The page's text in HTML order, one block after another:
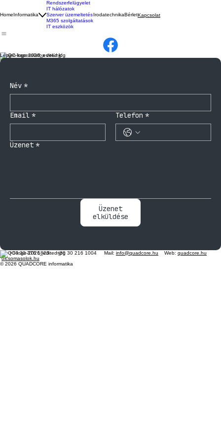
HomeInformatika
Rendszerfelügyelet
IT hálózatok
Szerver üzemeltetés
M365 szolgáltatások
IT eszközök
IrodatechnikaBérletKapcsolat
Lépjen kapcsolatba velünk!
Név *
Email * Telefon *
Üzenet *
Üzenet
elküldése
Tel: +36 30 376 1823 +30 30 216 1004 Mail: info@quadcore.hu Web: quadcore.hu
olcsomasolok.hu
© 2026 QUADCORE informatika